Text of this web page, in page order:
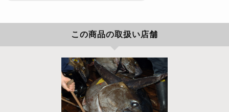
この商品の取扱い店舗